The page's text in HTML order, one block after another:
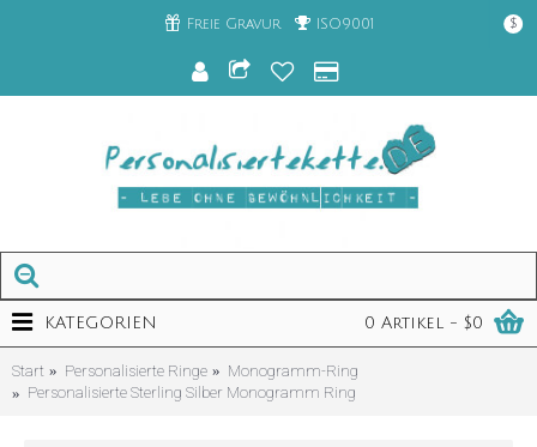
Freie Gravur ISO9001 $
0 Artikel - $0
KATEGORIEN
Start Personalisierte Ringe
Monogramm-Ring
Personalisierte Sterling Silber Monogramm Ring